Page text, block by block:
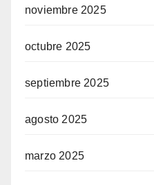
noviembre 2025
octubre 2025
septiembre 2025
agosto 2025
marzo 2025